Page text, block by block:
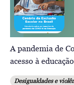
A pandemia de
acesso à
Desigualdades e